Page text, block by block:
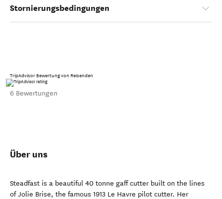
Stornierungsbedingungen
TripAdvisor Bewertung von Reisenden
6 Bewertungen
Über uns
Steadfast is a beautiful 40 tonne gaff cutter built on the lines
of Jolie Brise, the famous 1913 Le Havre pilot cutter. Her